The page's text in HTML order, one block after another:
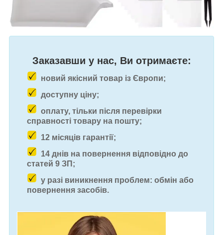
Заказавши у нас, Ви отримаєте:
новий якісний товар із Європи;
доступну ціну;
оплату, тільки після перевірки
справності товару на пошту;
12 місяців гарантії;
14 днів на повернення відповідно до
статей 9 ЗП;
у разі виникнення проблем: обмін або
повернення засобів.